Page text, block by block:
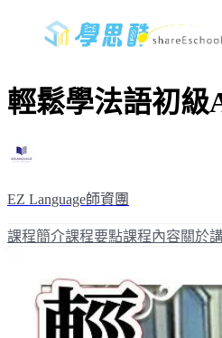
輕鬆學法語初級
EZ Language師資團
課程簡介課程要點課程內容關於